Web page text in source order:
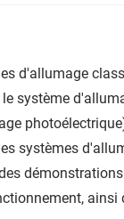
d'allumage
système
systèmes